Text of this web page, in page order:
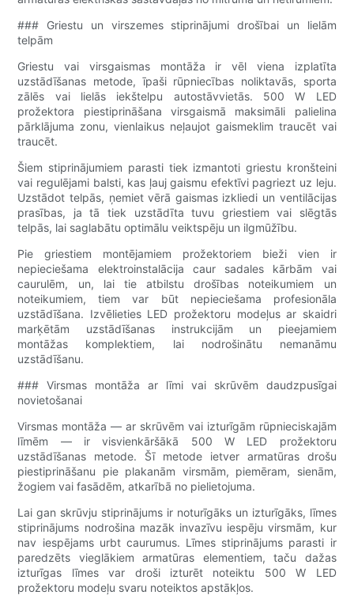
### Griestu un virszemes stiprinājumi drošībai un lielām
telpām
Griestu vai virsgaismas montāža ir vēl viena izplatīta
uzstādīšanas metode, īpaši rūpniecības noliktavās, sporta
zālēs vai lielās iekštelpu autostāvvietās. 500 W LED
prožektora piestiprināšana virsgaismā maksimāli palielina
pārklājuma zonu, vienlaikus neļaujot gaismeklim traucēt vai
traucēt.
Šiem stiprinājumiem parasti tiek izmantoti griestu kronšteini
vai regulējami balsti, kas ļauj gaismu efektīvi pagriezt uz leju.
Uzstādot telpās, ņemiet vērā gaismas izkliedi un ventilācijas
prasības, ja tā tiek uzstādīta tuvu griestiem vai slēgtās
telpās, lai saglabātu optimālu veiktspēju un ilgmūžību.
Pie griestiem montējamiem prožektoriem bieži vien ir
nepieciešama elektroinstalācija caur sadales kārbām vai
caurulēm, un, lai tie atbilstu drošības noteikumiem un
noteikumiem, tiem var būt nepieciešama profesionāla
uzstādīšana. Izvēlieties LED prožektoru modeļus ar skaidri
marķētām uzstādīšanas instrukcijām un pieejamiem
montāžas komplektiem, lai nodrošinātu nemanāmu
uzstādīšanu.
### Virsmas montāža ar līmi vai skrūvēm daudzpusīgai
novietošanai
Virsmas montāža — ar skrūvēm vai izturīgām rūpnieciskajām
līmēm — ir visvienkāršākā 500 W LED prožektoru
uzstādīšanas metode. Šī metode ietver armatūras drošu
piestiprināšanu pie plakanām virsmām, piemēram, sienām,
žogiem vai fasādēm, atkarībā no pielietojuma.
Lai gan skrūvju stiprinājums ir noturīgāks un izturīgāks, līmes
stiprinājums nodrošina mazāk invazīvu iespēju virsmām, kur
nav iespējams urbt caurumus. Līmes stiprinājums parasti ir
paredzēts vieglākiem armatūras elementiem, taču dažas
izturīgas līmes var droši izturēt noteiktu 500 W LED
prožektoru modeļu svaru noteiktos apstākļos.